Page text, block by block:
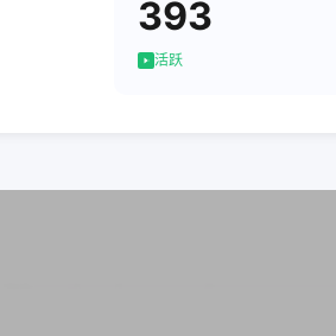
393
活跃